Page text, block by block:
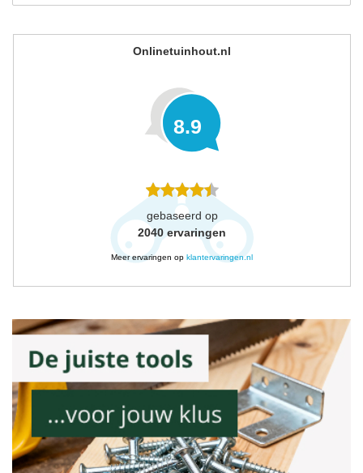
Onlinetuinhout.nl
8.9
gebaseerd op
2040 ervaringen
Meer ervaringen op klantervaringen.nl